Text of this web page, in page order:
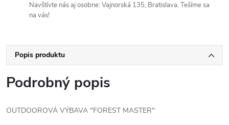
Navštívte nás aj osobne: Vajnorská 135, Bratislava. Tešíme sa
na vás!
Popis produktu
Podrobný popis
OUTDOOROVÁ VÝBAVA "FOREST MASTER"